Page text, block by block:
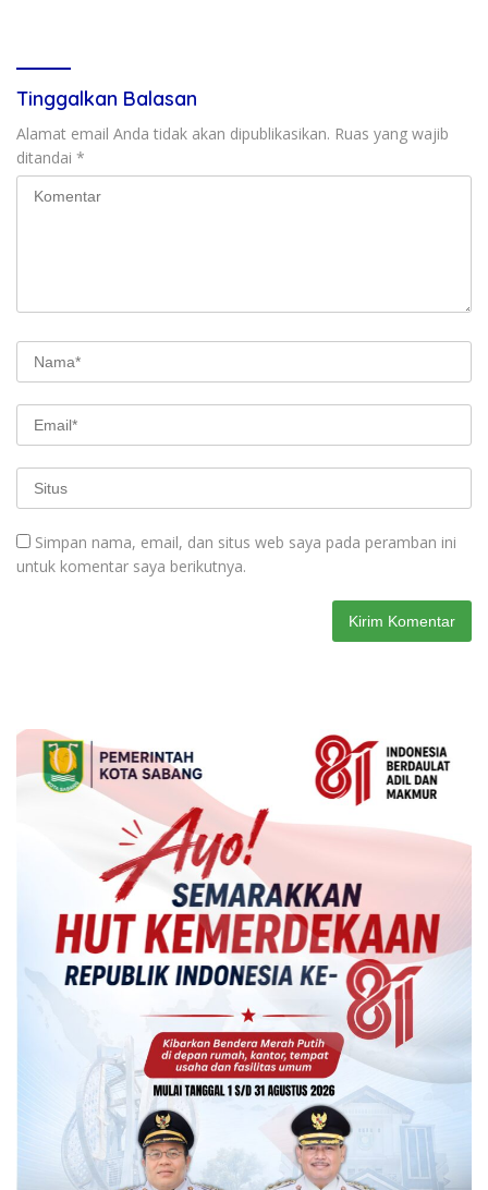
Tinggalkan Balasan
Alamat email Anda tidak akan dipublikasikan. Ruas yang wajib
ditandai *
Simpan nama, email, dan situs web saya pada peramban ini
untuk komentar saya berikutnya.